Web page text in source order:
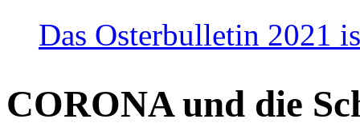
Das Osterbulletin 2021
CORONA und die